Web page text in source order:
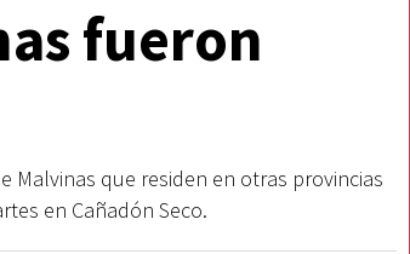
fueron
Malvinas que residen en otras provincias
en Cañadón Seco.